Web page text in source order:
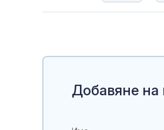
Добавяне на